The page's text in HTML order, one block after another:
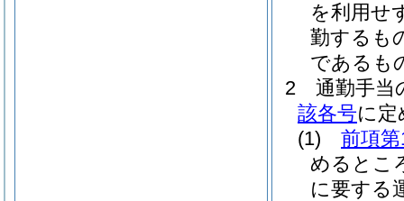
を利用せ
勤するも
であるも
2
通勤手当
該各号に
(1)
前項
めるとこ
に要する